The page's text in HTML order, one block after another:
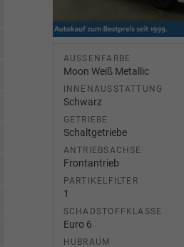
AUSSENFARBE
Moon Weiß Metallic
INNENAUSSTATTUNG
Schwarz
GETRIEBE
Schaltgetriebe
ANTRIEBSACHSE
Frontantrieb
PARTIKELFILTER
1
SCHADSTOFFKLASSE
Euro 6
HUBRAUM